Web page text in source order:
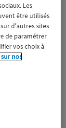
Les
être utilisés
d'autres sites
de paramétrer
vos choix à
nos